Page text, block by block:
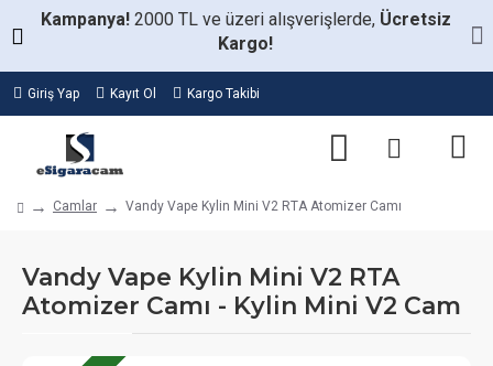
Kampanya! 2000 TL ve üzeri alışverişlerde, Ücretsiz
Kargo!
Giriş Yap Kayıt Ol Kargo Takibi
Camlar Vandy Vape Kylin Mini V2 RTA Atomizer Camı
Vandy Vape Kylin Mini V2 RTA
Atomizer Camı - Kylin Mini V2 Cam